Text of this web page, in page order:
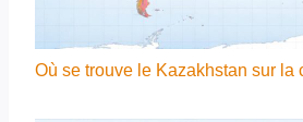
Où se trouve le Kazakhstan sur la